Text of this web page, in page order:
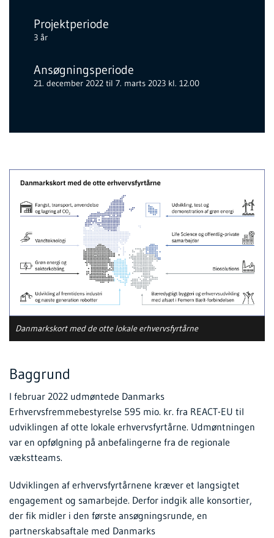
Projektperiode
3 år
Ansøgningsperiode
21. december 2022 til 7. marts 2023 kl. 12.00
Danmarkskort med de otte lokale erhvervsfyrtårne
Baggrund
I februar 2022 udmøntede Danmarks
Erhvervsfremmebestyrelse 595 mio. kr. fra REACT-EU til
udviklingen af otte lokale erhvervsfyrtårne. Udmøntningen
var en opfølgning på anbefalingerne fra de regionale
vækstteams.
Udviklingen af erhvervsfyrtårnene kræver et langsigtet
engagement og samarbejde. Derfor indgik alle konsortier,
der fik midler i den første ansøgningsrunde, en
partnerskabsaftale med Danmarks